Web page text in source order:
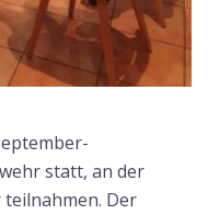
statt, an der
Der